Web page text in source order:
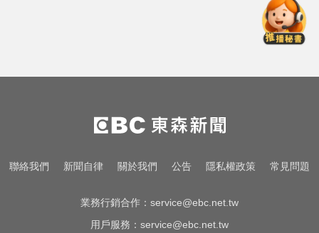
狂響 違者最高罰15萬
10共機、6共艦擾台！6架次越中線
侵中部西南空域
金牌員工轉投李多慧！剪輯師突暴
聯絡我們 新聞自律 關於我們 公告 隱私權政策 常見問題
業務行銷合作： service@ebc.net.tw
用戶服務： service@ebc.net.tw